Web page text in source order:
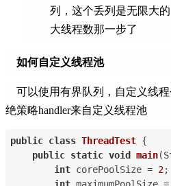
列，这个丢列是无限大
大线程数那一步了
如何自定义线程池
可以使用有界队列，自定义线程
绝策略handler来自定义线程池
public class ThreadTest {
public static void main
int corePoolSize = 2;